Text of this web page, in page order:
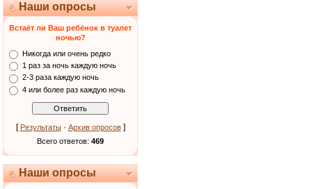
Наши опросы
Встаёт ли Ваш ребёнок в туалет
ночью?
Никогда или очень редко
1 раз за ночь каждую ночь
2-3 раза каждую ночь
4 или более раз каждую ночь
[ Результаты· Архив опросов]
Всего ответов: 469
Наши опросы